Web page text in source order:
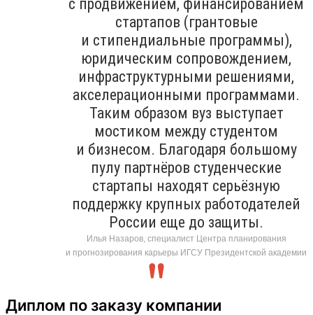
с продвижением, финансированием
стартапов (грантовые
и стипендиальные программы),
юридическим сопровождением,
инфраструктурными решениями,
акселерационными программами.
Таким образом вуз выступает
мостиком между студентом
и бизнесом. Благодаря большому
пулу партнёров студенческие
стартапы находят серьёзную
поддержку крупных работодателей
России еще до защиты.
Илья Назаров, специалист Центра планирования
и прогнозирования карьеры ИГСУ Президентской академии
Диплом по заказу компании